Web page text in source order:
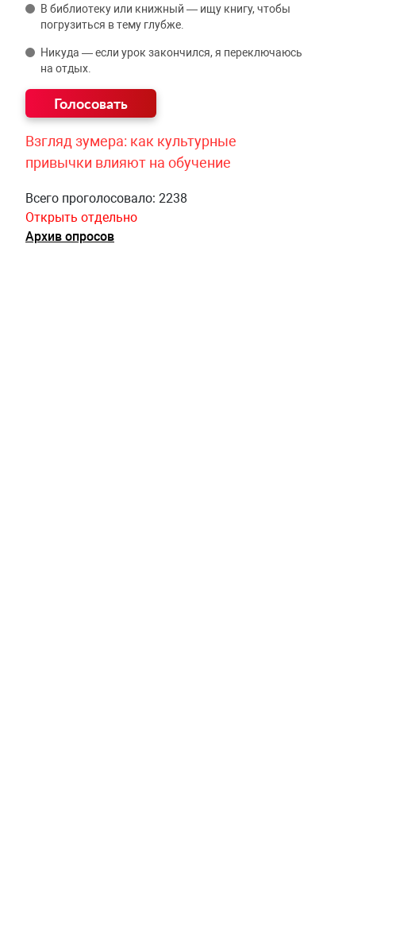
В библиотеку или книжный — ищу книгу, чтобы
погрузиться в тему глубже.
Никуда — если урок закончился, я переключаюсь
на отдых.
Взгляд зумера: как культурные
привычки влияют на обучение
Всего проголосовало: 2238
Открыть отдельно
Архив опросов